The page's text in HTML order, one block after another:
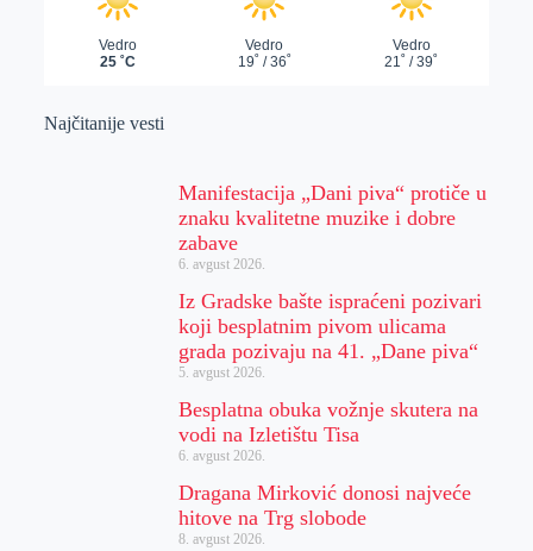
Najčitanije vesti
Manifestacija „Dani piva“ protiče u
znaku kvalitetne muzike i dobre
zabave
6. avgust 2026.
Iz Gradske bašte ispraćeni pozivari
koji besplatnim pivom ulicama
grada pozivaju na 41. „Dane piva“
5. avgust 2026.
Besplatna obuka vožnje skutera na
vodi na Izletištu Tisa
6. avgust 2026.
Dragana Mirković donosi najveće
hitove na Trg slobode
8. avgust 2026.